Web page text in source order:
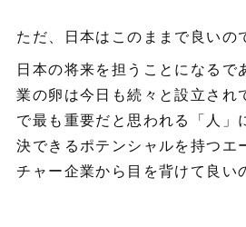
ただ、日本はこのままで良いの
日本の将来を担うことになるで
業の卵は今日も続々と設立され
で最も重要だと思われる「人」
決できるポテンシャルを持つエ
チャー企業から目を背けて良い